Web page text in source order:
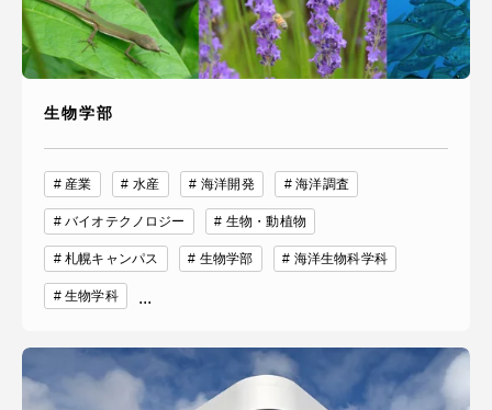
生物学部
産業 水産 海洋開発 海洋調査
バイオテクノロジー 生物・動植物
札幌キャンパス 生物学部 海洋生物科学科
生物学科 ...